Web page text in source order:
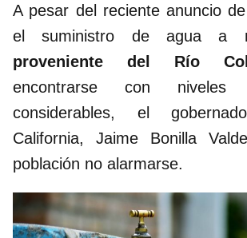
A pesar del reciente anuncio
el suministro de agua a
proveniente del Río
encontrarse con
considerables, el
California, Jaime Bonilla
población no alarmarse.